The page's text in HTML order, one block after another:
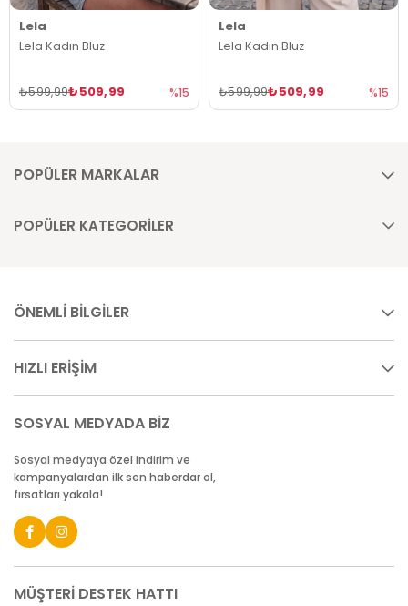
Lela
Lela Kadın Bluz
₺509,99
₺599,99 %15
Lela
Lela Kadın Bluz
₺509,99
₺599,99 %15
POPÜLER MARKALAR
POPÜLER KATEGORİLER
ÖNEMLİ BİLGİLER
HIZLI ERİŞİM
SOSYAL MEDYADA BİZ
Sosyal medyaya özel indirim ve
kampanyalardan ilk sen haberdar ol,
fırsatları yakala!
MÜŞTERİ DESTEK HATTI